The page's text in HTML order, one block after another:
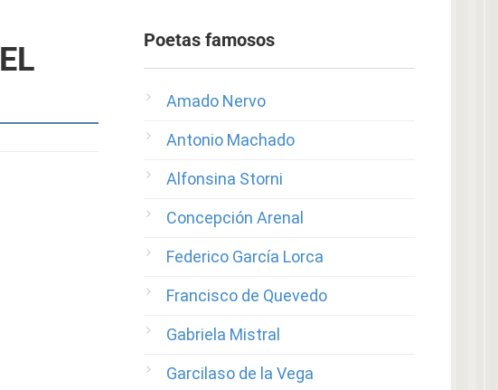
Poetas famosos
Amado Nervo
Antonio Machado
Alfonsina Storni
Concepción Arenal
Federico García Lorca
Francisco de Quevedo
Gabriela Mistral
Garcilaso de la Vega